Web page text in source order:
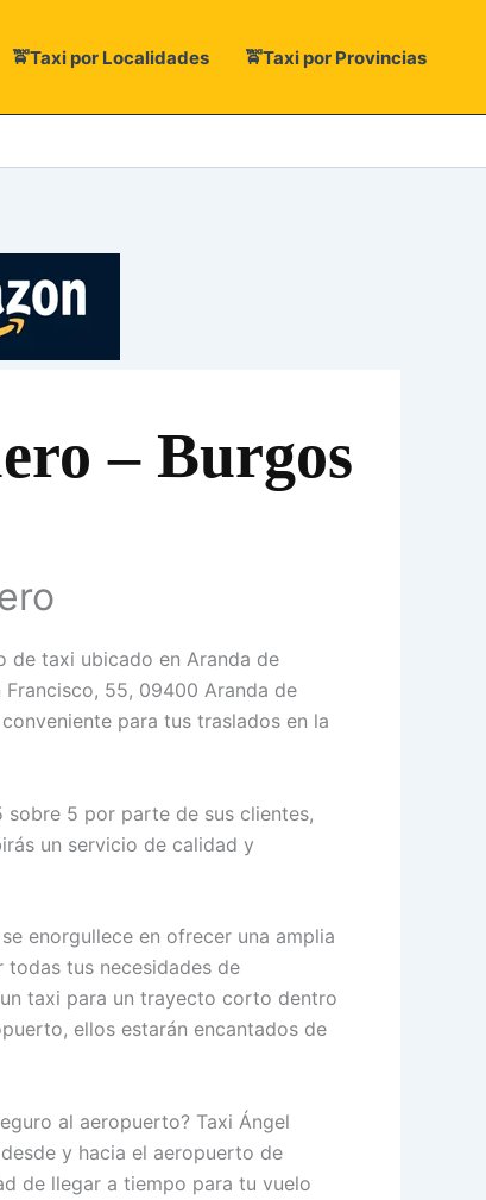
🚖Taxi por Localidades 🚖Taxi por Provincias
– Burgos
de taxi ubicado en Aranda de
55, 09400 Aranda de
para tus traslados en la
5 por parte de sus clientes,
un servicio de calidad y
enorgullece en ofrecer una amplia
tus necesidades de
taxi para un trayecto corto dentro
ellos estarán encantados de
al aeropuerto? Taxi Ángel
y hacia el aeropuerto de
de llegar a tiempo para tu vuelo